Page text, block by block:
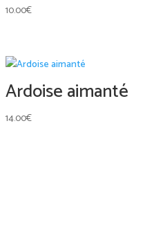
10.00€
Ardoise aimanté
14.00€